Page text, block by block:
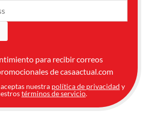
para recibir correos
de casaactual.com
nuestra política de privacidad y
términos de servicio.